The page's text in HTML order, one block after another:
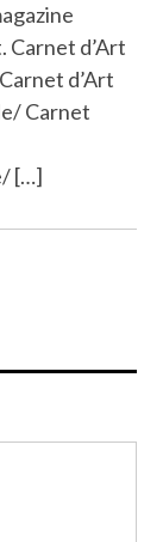
Carnet d’Art
d’Art
Carnet
[…]